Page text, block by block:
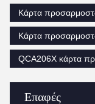
Επαφές
Κάρτα
Κάρτα
QCA206X κάρτα